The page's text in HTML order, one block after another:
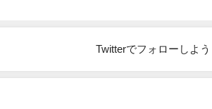
Twitterでフォローしよう